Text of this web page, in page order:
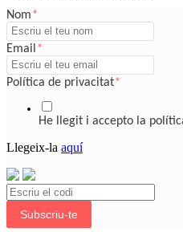
Nom*
Email *
Política de privacitat*
He llegit i accepto la
Llegeix-la aquí
Subscriu-te